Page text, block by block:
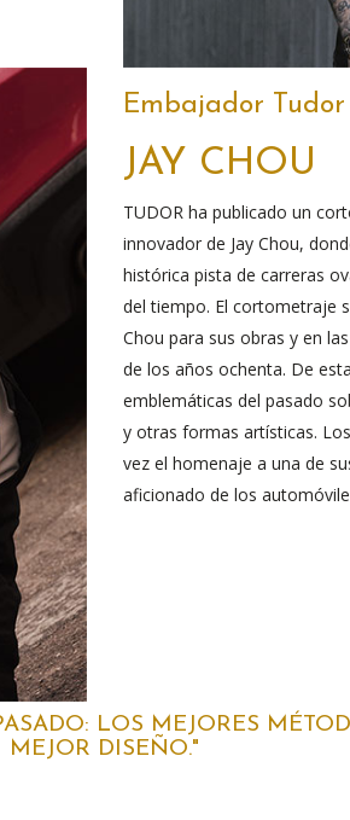
Embajador Tudor
JAY CHOU
TUDOR ha publicado un
innovador de Jay Chou,
histórica pista de carreras
del tiempo. El cortometraje
Chou para sus obras y en
de los años ochenta. De
emblemáticas del pasado
y otras formas artísticas.
vez el homenaje a una de
aficionado de los
LOS MEJORES
MEJOR DISEÑO."